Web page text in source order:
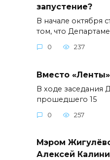
запустение?
В начале октября
том, что
0 237
Вместо
В ходе заседания
прошедшего 15
0 257
Мэром
Алексей